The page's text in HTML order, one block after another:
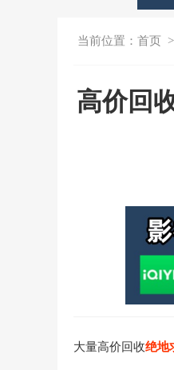
当前位置： 首页 >
高价回
大量高价回收绝地